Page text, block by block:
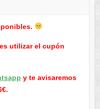
utilizar el cupón
y te avisaremos